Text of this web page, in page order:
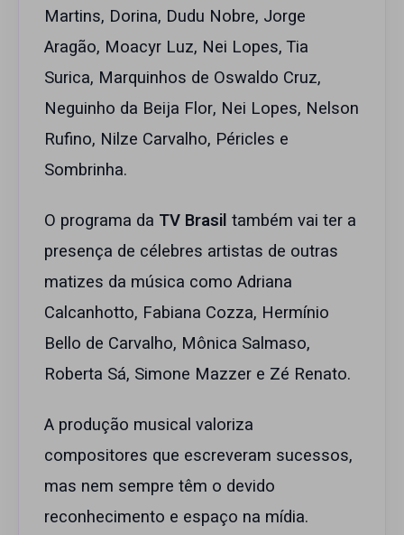
Martins, Dorina, Dudu Nobre, Jorge
Aragão, Moacyr Luz, Nei Lopes, Tia
Surica, Marquinhos de Oswaldo Cruz,
Neguinho da Beija Flor, Nei Lopes, Nelson
Rufino, Nilze Carvalho, Péricles e
Sombrinha.
O programa da TV Brasil também vai ter a
presença de célebres artistas de outras
matizes da música como Adriana
Calcanhotto, Fabiana Cozza, Hermínio
Bello de Carvalho, Mônica Salmaso,
Roberta Sá, Simone Mazzer e Zé Renato.
A produção musical valoriza
compositores que escreveram sucessos,
mas nem sempre têm o devido
reconhecimento e espaço na mídia.